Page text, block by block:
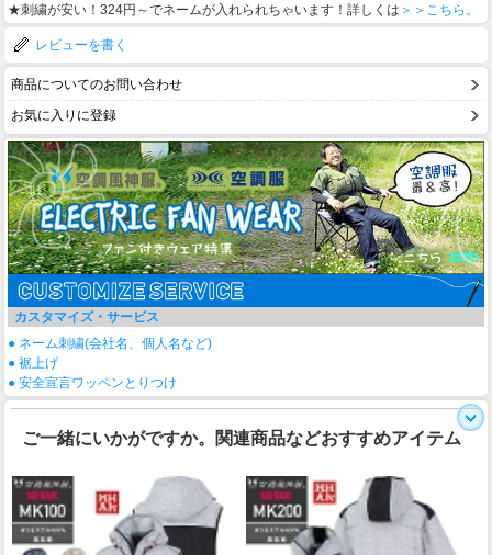
★刺繍が安い！324円～でネームが入れられちゃいます！詳しくは ＞＞こちら。
レビューを書く
商品についてのお問い合わせ
お気に入りに登録
カスタマイズ・サービス
● ネーム刺繍(会社名、個人名など)
● 裾上げ
● 安全宣言ワッペンとりつけ
ご一緒にいかがですか。関連商品などおすすめアイテム